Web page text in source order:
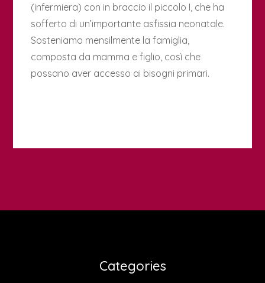
(infermiera) con in braccio il piccolo I, che ha
sofferto di un’importante asfissia neonatale.
Sosteniamo mensilmente la famiglia,
composta da mamma e figlio, così che
possano aver accesso ai bisogni primari.
Categories